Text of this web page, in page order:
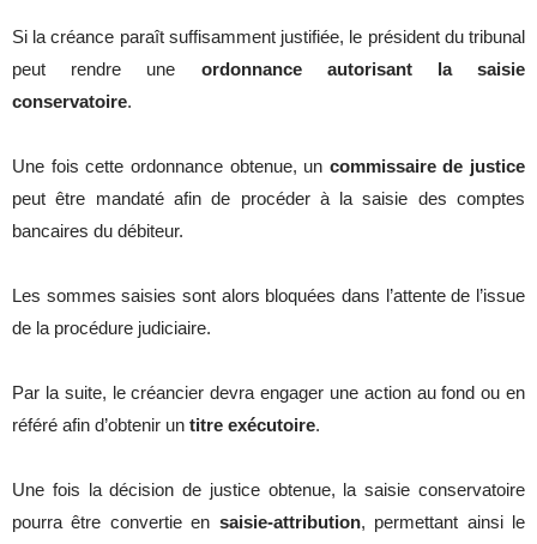
Si la créance paraît suffisamment justifiée, le président du tribunal
peut rendre une ordonnance autorisant la saisie
conservatoire.
Une fois cette ordonnance obtenue, un commissaire de justice
peut être mandaté afin de procéder à la saisie des comptes
bancaires du débiteur.
Les sommes saisies sont alors bloquées dans l’attente de l’issue
de la procédure judiciaire.
Par la suite, le créancier devra engager une action au fond ou en
référé afin d’obtenir un titre exécutoire.
Une fois la décision de justice obtenue, la saisie conservatoire
pourra être convertie en saisie-attribution, permettant ainsi le